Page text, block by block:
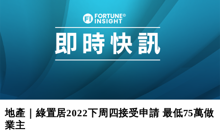
地產｜綠置居2022下周四接受申請 最低75萬做
業主